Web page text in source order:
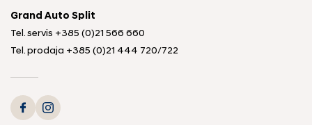
Grand Auto Split
Tel. servis +385 (0)21 566 660
Tel. prodaja +385 (0)21 444 720/722